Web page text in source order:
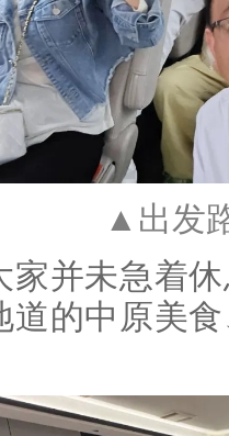
▲出发
并未急着休
道的中原美